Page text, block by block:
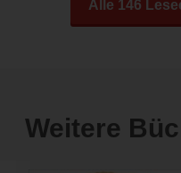
Alle 146
Weitere